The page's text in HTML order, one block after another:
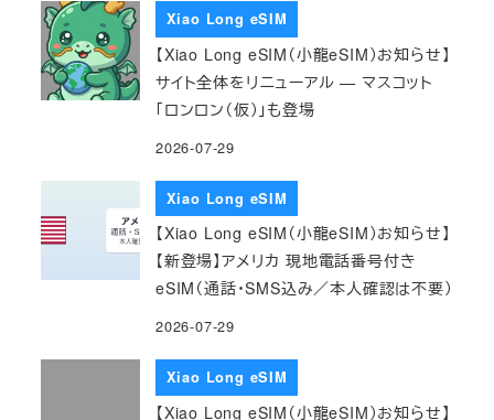
Xiao Long eSIM
【Xiao Long eSIM（小龍eSIM）お知らせ】
サイト全体をリニューアル — マスコット
「ロンロン（仮）」も登場
2026-07-29
Xiao Long eSIM
【Xiao Long eSIM（小龍eSIM）お知らせ】
【新登場】アメリカ 現地電話番号付き
eSIM（通話・SMS込み／本人確認は不要）
2026-07-29
Xiao Long eSIM
【Xiao Long eSIM（小龍eSIM）お知らせ】